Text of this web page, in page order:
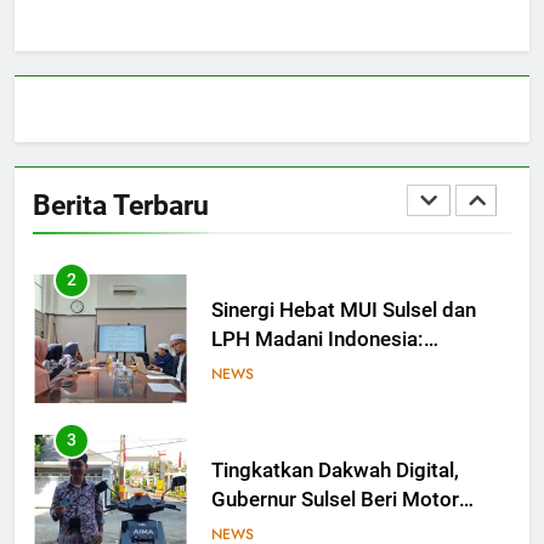
Berita Terbaru
Semen Tonasa
NEWS
Ingin Buktikan Toleransi Lewat
2
Sinergi Hebat MUI Sulsel dan
LPH Madani Indonesia:
Percepat Sertifikasi Halal, 4
NEWS
3
Tingkatkan Dakwah Digital,
Gubernur Sulsel Beri Motor
untuk Tim Media MUI Sulawesi
NEWS